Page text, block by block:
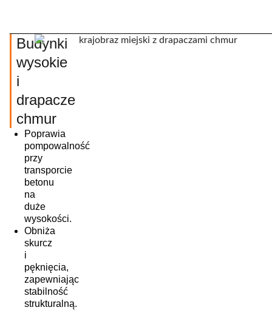
Budynki
wysokie
i
drapacze
chmur
Poprawia
pompowalność
przy
transporcie
betonu
na
duże
wysokości.
Obniża
skurcz
i
pęknięcia,
zapewniając
stabilność
strukturalną.